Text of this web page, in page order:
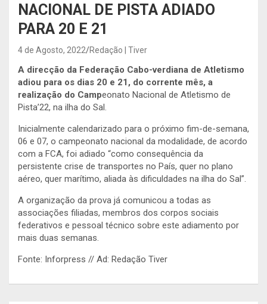
NACIONAL DE PISTA ADIADO
PARA 20 E 21
4 de Agosto, 2022 Redação | Tiver
A direcção da Federação Cabo-verdiana de Atletismo
adiou para os dias 20 e 21, do corrente mês, a
realização do Campeonato Nacional de Atletismo de
Pista’22, na ilha do Sal.
Inicialmente calendarizado para o próximo fim-de-semana,
06 e 07, o campeonato nacional da modalidade, de acordo
com a FCA, foi adiado “como consequência da
persistente crise de transportes no País, quer no plano
aéreo, quer marítimo, aliada às dificuldades na ilha do Sal”.
A organização da prova já comunicou a todas as
associações filiadas, membros dos corpos sociais
federativos e pessoal técnico sobre este adiamento por
mais duas semanas.
Fonte: Inforpress // Ad: Redação Tiver